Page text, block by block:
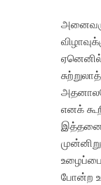
ஏனெனில்
எனக்
இத்தனை
போன்ற